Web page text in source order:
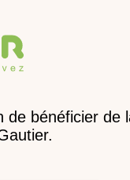
nouveau